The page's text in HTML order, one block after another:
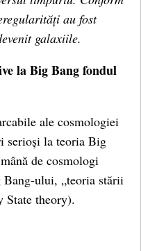
au fost
galaxiile.
la Big Bang fondul
ale cosmologiei
serioși la teoria Big
de cosmologi
Bang-ului, „teoria stării
State theory).